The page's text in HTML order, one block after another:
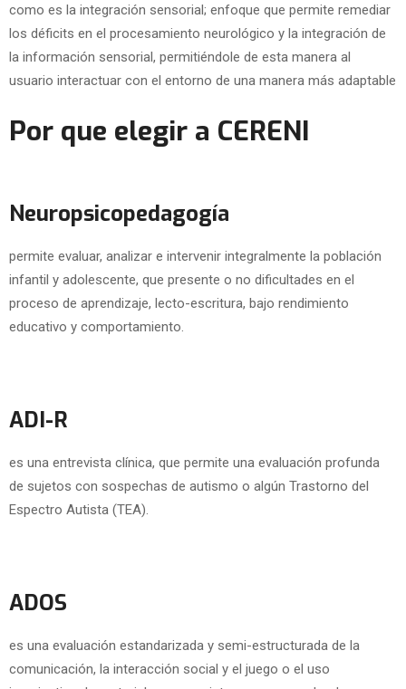
como es la integración sensorial; enfoque que permite remediar
los déficits en el procesamiento neurológico y la integración de
la información sensorial, permitiéndole de esta manera al
usuario interactuar con el entorno de una manera más adaptable
Por que elegir a CERENI
Neuropsicopedagogía
permite evaluar, analizar e intervenir integralmente la población
infantil y adolescente, que presente o no dificultades en el
proceso de aprendizaje, lecto-escritura, bajo rendimiento
educativo y comportamiento.
ADI-R
es una entrevista clínica, que permite una evaluación profunda
de sujetos con sospechas de autismo o algún Trastorno del
Espectro Autista (TEA).
ADOS
es una evaluación estandarizada y semi-estructurada de la
comunicación, la interacción social y el juego o el uso